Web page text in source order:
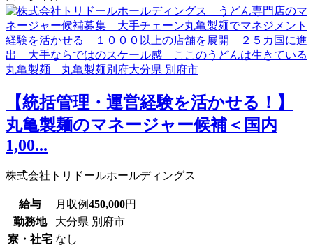
【統括管理・運営経験を活かせる！】
丸亀製麺のマネージャー候補＜国内
1,00...
株式会社トリドールホールディングス
給与 月収例450,000円
勤務地
大分県 別府市
寮・社宅 なし